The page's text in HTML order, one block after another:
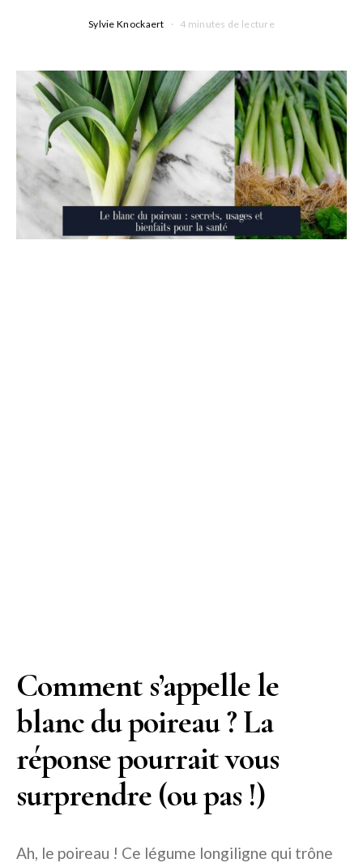
Sylvie Knockaert 4 minutes de lecture
Comment s’appelle le
blanc du poireau ? La
réponse pourrait vous
surprendre (ou pas !)
Ah, le poireau ! Ce légume longiligne qui trône